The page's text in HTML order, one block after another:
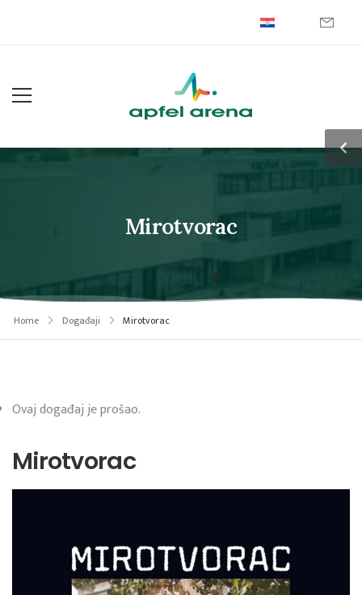
Mirotvorac
Home Događaji Mirotvorac
Ovaj događaj je prošao.
Mirotvorac